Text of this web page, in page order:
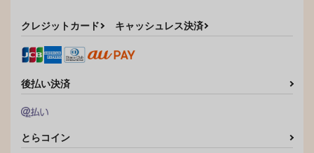
クレジットカード キャッシュレス決済
後払い決済
とらコイン